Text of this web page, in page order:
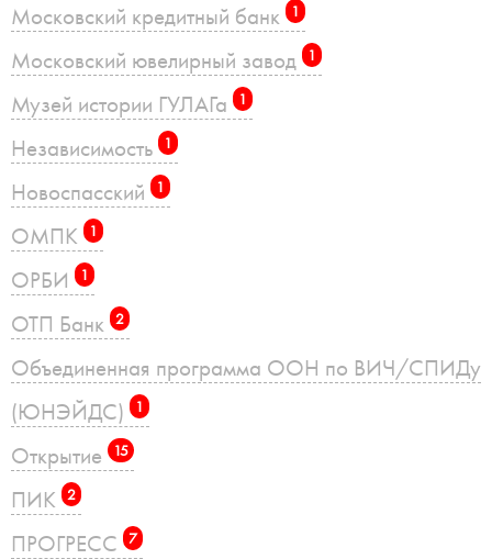
Московский кредитный банк 1
Московский ювелирный завод 1
Музей истории ГУЛАГа 1
Независимость 1
Новоспасский 1
ОМПК 1
ОРБИ 1
ОТП Банк 2
Объединенная программа ООН по ВИЧ/СПИДу
(ЮНЭЙДС)
1
Открытие 15
ПИК 2
ПРОГРЕСС 7